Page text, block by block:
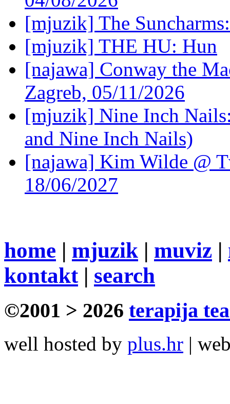
[mjuzik] The
[mjuzik] THE HU: Hun
[najawa] Conway the
Zagreb, 05/11/2026
[mjuzik] Nine Inch
and Nine Inch Nails)
[najawa] Kim Wilde @
18/06/2027
home | mjuzik | muviz |
kontakt| search
©2001 > 2026 terapija
well hosted by plus.hr |